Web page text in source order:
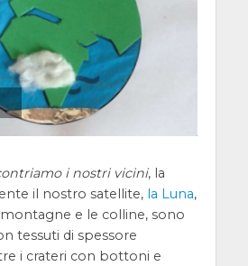
i nostri vicini, la
il nostro satellite, la Luna,
montagne e le colline, sono
tessuti di spessore
i crateri con bottoni e